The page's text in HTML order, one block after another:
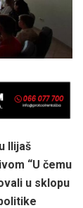
Ilijaš
“U čemu
u sklopu